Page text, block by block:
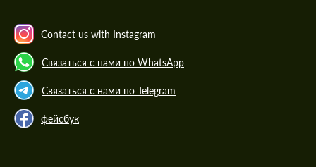
Contact us with Instagram
Связаться с нами по WhatsApp
Связаться с нами по Telegram
фейсбук